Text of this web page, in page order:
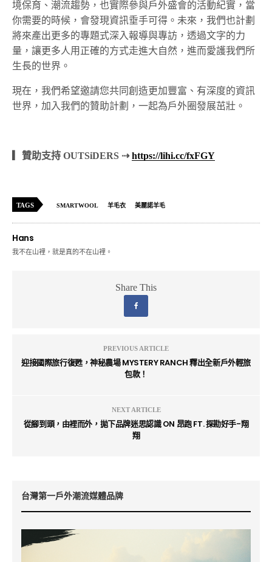
境保育、潮流趨勢，也實際參與戶外盛會的活動紀實，當
你需要的時候，會發現資訊垂手可得。未來，我們也計劃
將來產出更多的專題式深入報導與專訪，透過文字的力
量，讓更多人用正確的方式走進大自然，進而愛護我們所
生長的世界。
現在，我們希望邀請您共同創造更加豐富、有深度的資訊
世界，加入我們的贊助計劃，一起為戶外圈發展茁壯。
▎贊助支持 OUTSiDERS ⇢https://lihi.cc/fxFGY
TAGS SMARTWOOL 羊毛衣 美麗諾羊毛
Hans
我不在山裡，就是真的不在山裡。
Share This
PREVIOUS ARTICLE
迎接國際旅行復甦，神秘農場 MYSTERY RANCH 釋出全新戶外輕旅
包款！
NEXT ARTICLE
從腳到頭，由裡而外，拋下品牌迷思認識 ON 昂跑 FT. 探勘好手-翔
翔
台灣第一戶外潮流媒體品牌